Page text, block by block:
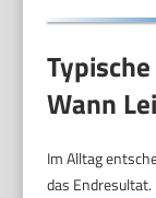
Wann
Im Alltag
das